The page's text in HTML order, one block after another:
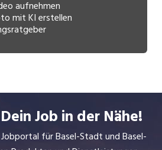
aufnehmen
mit KI erstellen
Job in der Nähe!
für Basel-Stadt und Basel-